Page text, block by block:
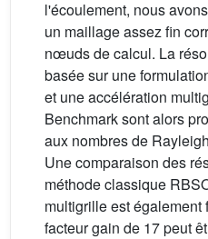
l'écoulement, nous
un maillage assez fin
nœuds de calcul. La
basée sur une
et une accélération
Benchmark sont alors
aux nombres de
Une comparaison des
méthode classique
multigrille est également
facteur gain de 17 peut